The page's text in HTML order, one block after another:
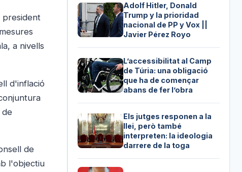
president
a nivells
d'inflació
de
de
l'objectiu
Adolf Hitler, Donald
Trump y la prioridad
nacional de PP y Vox ||
Javier Pérez Royo
L’accessibilitat al Camp
de Túria: una obligació
que ha de començar
abans de fer l’obra
Els jutges responen a la
llei, però també
interpreten: la ideologia
darrere de la toga